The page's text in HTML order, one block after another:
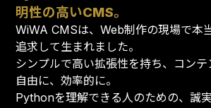
明性の高いCMS。
WiWA CMSは、Web制作の現場で本
追求して生まれました。
シンプルで高い拡張性を持ち、コンテ
自由に、効率的に。
Pythonを理解できる人のための、誠実